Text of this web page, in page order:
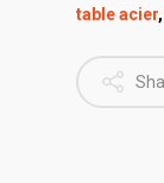
table acier,